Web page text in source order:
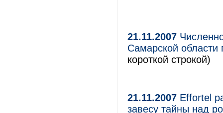
21.11.2007
Самарской
короткой строкой)
21.11.2007 Effortel
завесу тайны над